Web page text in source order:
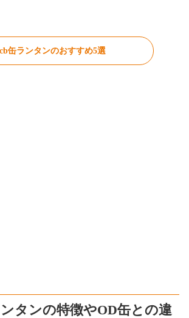
cb缶ランタンのおすすめ5選
タンの特徴やOD缶との違